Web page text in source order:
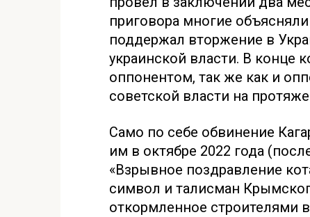
приговора многие
поддержал вторжение в
украинской власти. В конце
оппонентом, так же как и
советской власти на
Само по себе обвинение
им в октябре 2022 года
«Взрывное поздравление
символ и талисман
откормленное строителями